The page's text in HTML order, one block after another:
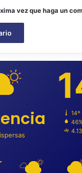
vez que haga un
14º